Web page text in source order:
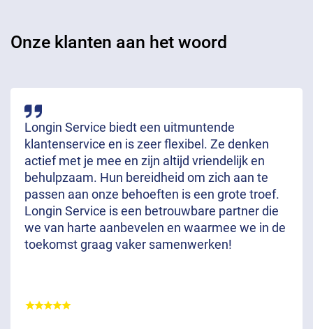
Onze klanten aan het woord
Longin Service biedt een uitmuntende
klantenservice en is zeer flexibel. Ze denken
actief met je mee en zijn altijd vriendelijk en
behulpzaam. Hun bereidheid om zich aan te
passen aan onze behoeften is een grote troef.
Longin Service is een betrouwbare partner die
we van harte aanbevelen en waarmee we in de
toekomst graag vaker samenwerken!